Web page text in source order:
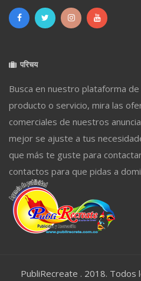
परिचय
Busca en nuestro plataforma
producto o servicio, mira las
comerciales de nuestros
mejor se ajuste a tus
que más te guste para
contactos para que pidas a
PubliRecreate . 2018.